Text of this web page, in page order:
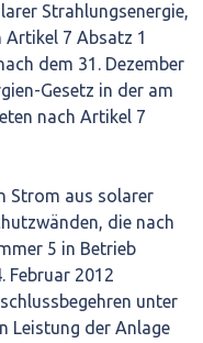
Strahlungsenergie,
7 Absatz 1
dem 31. Dezember
Gesetz in der am
nach Artikel 7
Strom aus solarer
die nach
5 in Betrieb
Februar 2012
unter
Leistung der Anlage